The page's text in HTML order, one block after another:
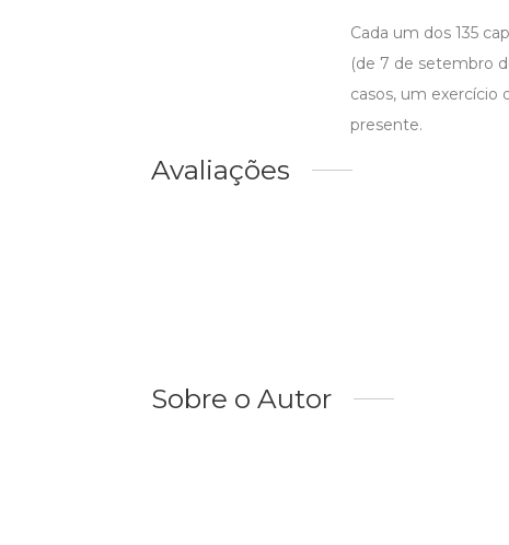
Cada um dos 135
(de 7 de setembro
casos, um exercício
presente.
Avaliações
Sobre o Autor